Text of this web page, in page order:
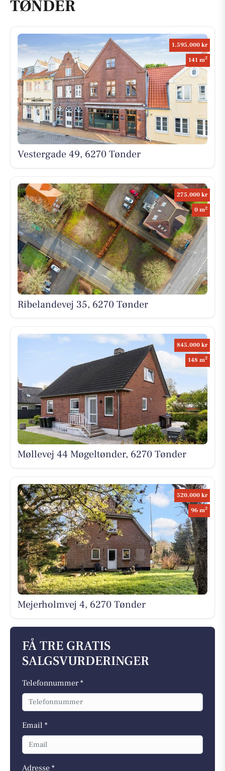
TØNDER
1.595.000 kr
141 m2
Vestergade 49, 6270 Tønder
275.000 kr
0 m2
Ribelandevej 35, 6270 Tønder
845.000 kr
148 m2
Møllevej 44 Møgeltønder, 6270 Tønder
520.000 kr
96 m2
Mejerholmvej 4, 6270 Tønder
FÅ TRE GRATIS
SALGSVURDERINGER
Telefonnummer *
Email *
Adresse *